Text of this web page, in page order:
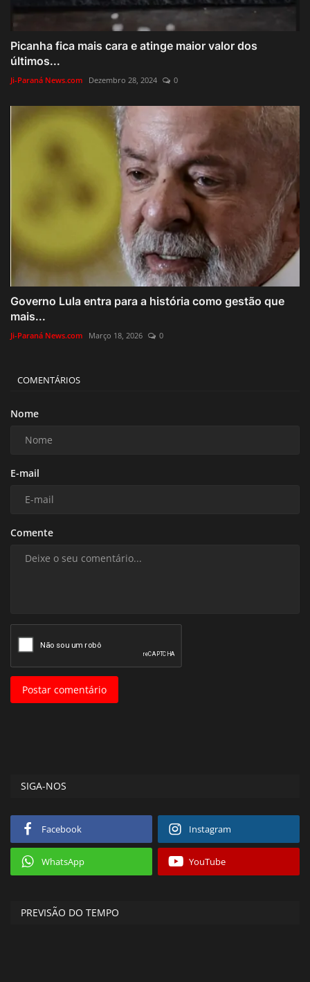
Picanha fica mais cara e atinge maior valor dos
últimos...
Ji-Paraná News.com Dezembro 28, 2024 0
Governo Lula entra para a história como gestão que
mais...
Ji-Paraná News.com Março 18, 2026 0
COMENTÁRIOS
Nome
E-mail
Comente
Postar comentário
SIGA-NOS
Facebook Instagram
WhatsApp YouTube
PREVISÃO DO TEMPO